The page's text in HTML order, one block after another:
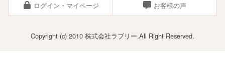
ログイン・マイページ お客様の声
Copyright (c) 2010 株式会社ラブリー.All Right Reserved.